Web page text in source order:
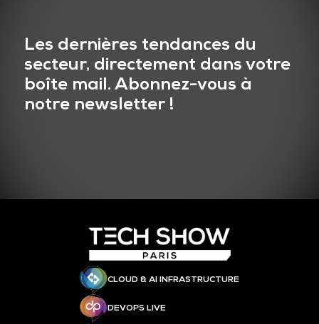
Les dernières tendances du
secteur, directement dans votre
boîte mail. Abonnez-vous à
notre newsletter !
CLOUD & AI INFRASTRUCTURE
DEVOPS LIVE